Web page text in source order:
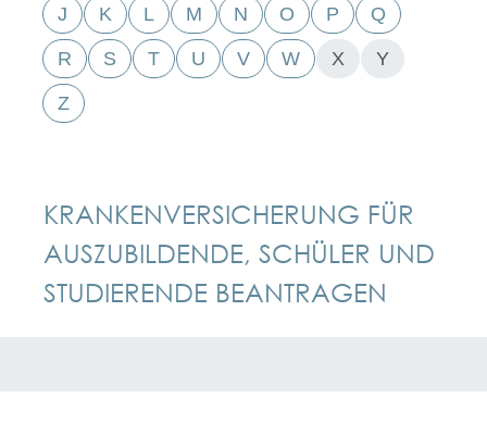
J K L M N O P Q
R S T U V W X Y
Z
KRANKENVERSICHERUNG FÜR
AUSZUBILDENDE, SCHÜLER UND
STUDIERENDE BEANTRAGEN